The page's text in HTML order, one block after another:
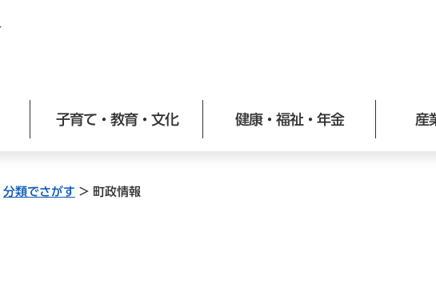
子育て・教育・文化 健康・福祉・年金 産
分類でさがす > 町政情報